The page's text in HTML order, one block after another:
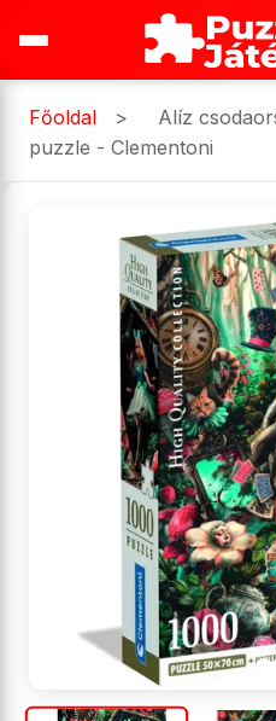
Főoldal >
Alíz
puzzle - Clementoni